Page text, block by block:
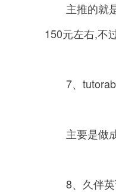
主推的就是
150元左右,不
7、
主要是做成
8、久伴英